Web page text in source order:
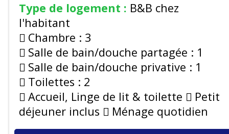
Type de logement : B&B chez
l'habitant
Chambre : 3
Salle de bain/douche partagée : 1
Salle de bain/douche privative : 1
Toilettes : 2
Accueil, Linge de lit & toilette
Petit
déjeuner inclus
Ménage quotidien